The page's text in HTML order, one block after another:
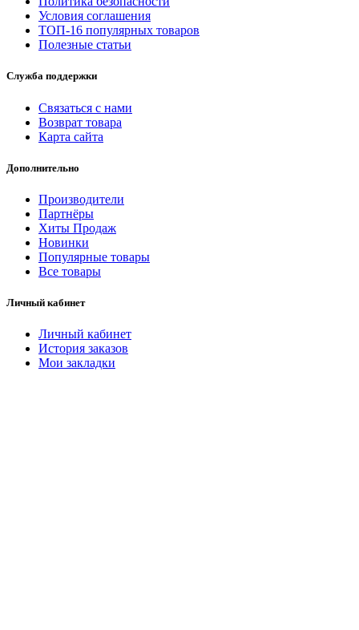
Условия соглашения
ТОП-16 популярных товаров
Полезные статьи
Служба поддержки
Связаться с нами
Возврат товара
Карта сайта
Дополнительно
Производители
Партнёры
Хиты Продаж
Новинки
Популярные товары
Все товары
Личный кабинет
Личный кабинет
История заказов
Мои закладки